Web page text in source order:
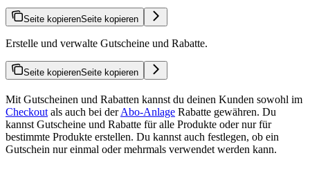
Seite kopierenSeite kopieren
Erstelle und verwalte Gutscheine und Rabatte.
Seite kopierenSeite kopieren
Mit Gutscheinen und Rabatten kannst du deinen Kunden sowohl im
Checkout als auch bei derAbo-Anlage Rabatte gewähren. Du
kannst Gutscheine und Rabatte für alle Produkte oder nur für
bestimmte Produkte erstellen. Du kannst auch festlegen, ob ein
Gutschein nur einmal oder mehrmals verwendet werden kann.